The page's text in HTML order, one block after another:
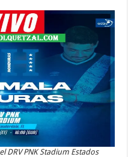
DRV PNK Stadium Estados